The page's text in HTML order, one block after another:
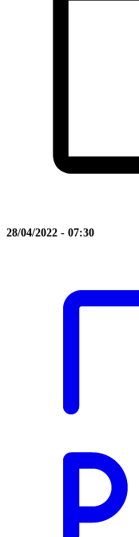
28/04/2022 - 07:30